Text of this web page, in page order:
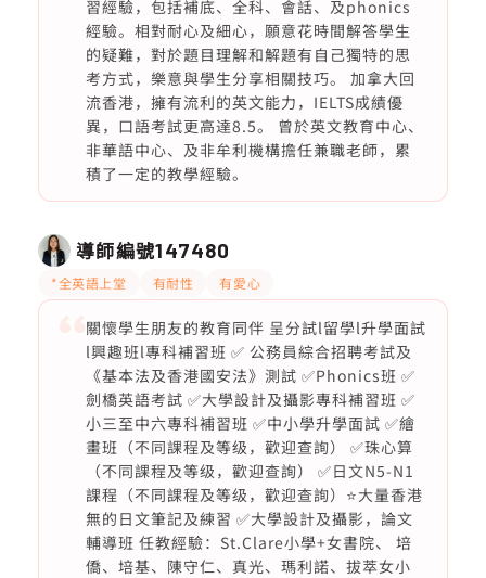
習經驗，包括補底、全科、會話、及phonics
經驗。相對耐心及細心，願意花時間解答學生
的疑難，對於題目理解和解題有自己獨特的思
考方式，樂意與學生分享相關技巧。 加拿大回
流香港，擁有流利的英文能力，IELTS成績優
異，口語考試更高達8.5。 曾於英文教育中心、
非華語中心、及非牟利機構擔任兼職老師，累
積了一定的教學經驗。
導師編號147480
*全英語上堂 有耐性 有愛心
關懷學生朋友的教育同伴 ️呈分試l留學l升學面試
l興趣班l專科補習班 ✅ 公務員綜合招聘考試及
《基本法及香港國安法》測試 ✅Phonics班 ✅
劍橋英語考試 ✅大學設計及攝影專科補習班 ✅
小三至中六專科補習班 ✅中小學升學面試 ✅繪
畫班（不同課程及等级，歡迎查詢） ✅珠心算
（不同課程及等级，歡迎查詢） ✅日文N5-N1
課程（不同課程及等级，歡迎查詢）⭐️大量香港
無的日文筆記及練習 ✅大學設計及攝影，論文
輔導班 任教經驗：St.Clare小學+女書院、 培
僑、培基、陳守仁、真光、瑪利諾、拔萃女小